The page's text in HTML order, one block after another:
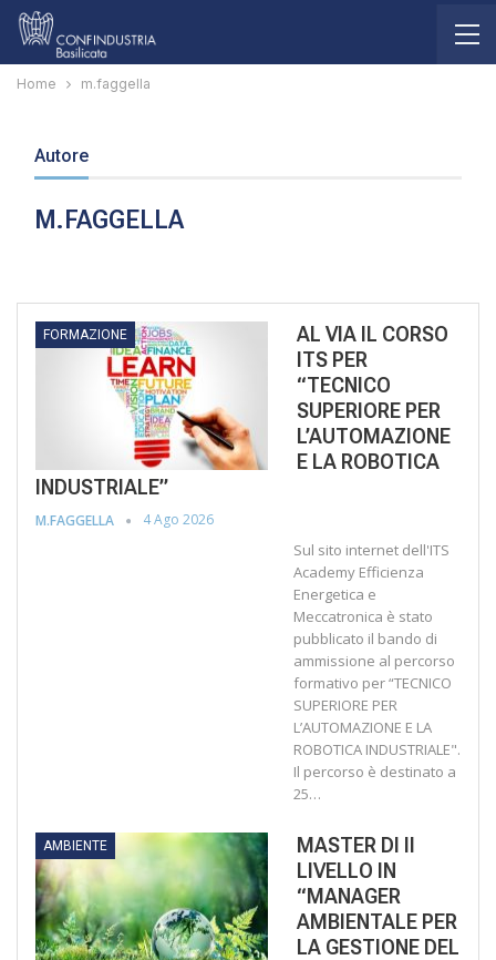
Home m.faggella
Autore
M.FAGGELLA
FORMAZIONE
AL VIA IL CORSO
ITS PER
“TECNICO
SUPERIORE PER
L’AUTOMAZIONE
E LA ROBOTICA
INDUSTRIALE”
M.FAGGELLA 4 Ago 2026
Sul sito internet dell'ITS
Academy Efficienza
Energetica e
Meccatronica è stato
pubblicato il bando di
ammissione al percorso
formativo per “TECNICO
SUPERIORE PER
L’AUTOMAZIONE E LA
ROBOTICA INDUSTRIALE".
Il percorso è destinato a
25…
AMBIENTE
MASTER DI II
LIVELLO IN
“MANAGER
AMBIENTALE PER
LA GESTIONE DEL